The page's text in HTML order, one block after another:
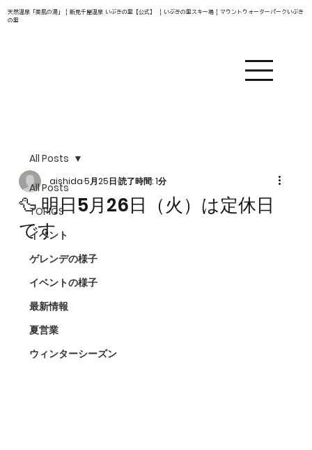
天然温泉「美肌の湯」 | 新見千屋温泉 いぶきの里【公式】 | いぶきの里スキー場 | マウントウォーターパークいぶき
の里
All Posts
TOPICS
イベント
ゲレンデの様子
イベントの様子
最新情報
夏営業
ウィンターシーズン
All Posts
🦆 明日5月26日（火）は定休日
です
aishida5月25日読了時間: 1分